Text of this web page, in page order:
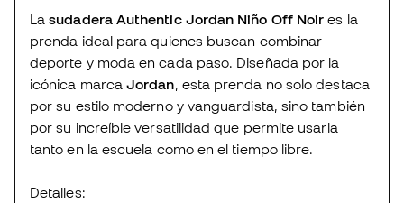
Lasudadera Authentic Jordan Niño Off Noir es la
prenda ideal para quienes buscan combinar
deporte y moda en cada paso. Diseñada por la
icónica marcaJordan, esta prenda no solo destaca
por su estilo moderno y vanguardista, sino también
por su increíble versatilidad que permite usarla
tanto en la escuela como en el tiempo libre.
Detalles: